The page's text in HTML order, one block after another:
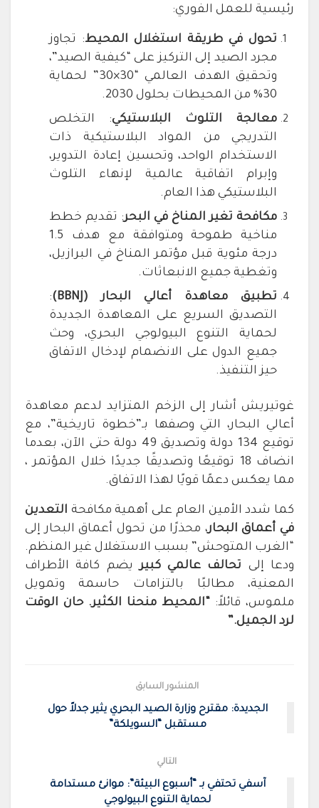
رئيسية للعمل الفوري:
تحول في طريقة استغلال المحيط: تجاوز
مجرد الصيد إلى التركيز على “كيفية الصيد”،
وتحقيق الهدف العالمي “30×30” لحماية
30% من المحيطات بحلول 2030.
معالجة التلوث البلاستيكي: التخلص
التدريجي من المواد البلاستيكية ذات
الاستخدام الواحد، وتحسين إعادة التدوير،
وإبرام اتفاقية عالمية لإنهاء التلوث
البلاستيكي هذا العام.
مكافحة تغير المناخ في البحر: تقديم خطط
مناخية طموحة ومتوافقة مع هدف 1.5
درجة مئوية قبل مؤتمر المناخ في البرازيل،
وتغطية جميع الانبعاثات.
تطبيق معاهدة أعالي البحار (BBNJ)
:
التصديق السريع على المعاهدة الجديدة
لحماية التنوع البيولوجي البحري، وحث
جميع الدول على الانضمام لإدخال الاتفاق
حيز التنفيذ.
غوتيريش أشار إلى الزخم المتزايد لدعم معاهدة
أعالي البحار، التي وصفها بـ”خطوة تاريخية”، مع
توقيع 134 دولة وتصديق 49 دولة حتى الآن، بعدما
انضاف 18 توقيعًا وتصديقًا جديدًا خلال المؤتمر ،
مما يعكس دعمًا قويًا لهذا الاتفاق.
كما شدد الأمين العام على أهمية مكافحة التعدين
في أعماق البحار، محذرًا من تحول أعماق البحار إلى
“الغرب المتوحش” بسبب الاستغلال غير المنظم.
ودعا إلى تحالف عالمي كبيريضم كافة الأطراف
المعنية، مطالبًا بالتزامات حاسمة وتمويل
ملموس، قائلاً:
“المحيط منحنا الكثير. حان الوقت
لرد الجميل.”
المنشور السابق
الجديدة: مقترح وزارة الصيد البحري يثير جدلاً حول
مستقبل “السويلكة”
التالي
آسفي تحتفي بـ “أسبوع البيئة”: موانئ مستدامة
لحماية التنوع البيولوجي